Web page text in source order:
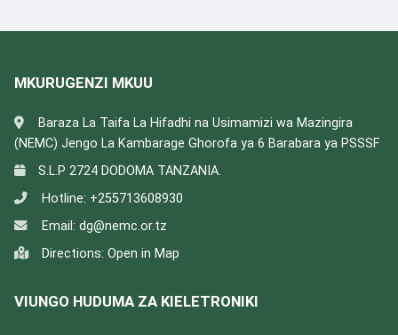
MKURUGENZI MKUU
Baraza La Taifa La Hifadhi na Usimamizi wa Mazingira
(NEMC) Jengo La Kambarage Ghorofa ya 6 Barabara ya PSSSF
S.L.P 2724 DODOMA TANZANIA.
Hotline: +255713608930
Email: dg@nemc.or.tz
Directions: Open in Map
VIUNGO HUDUMA ZA KIELETRONIKI